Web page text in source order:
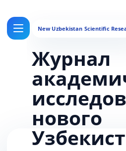
Журнал
нового